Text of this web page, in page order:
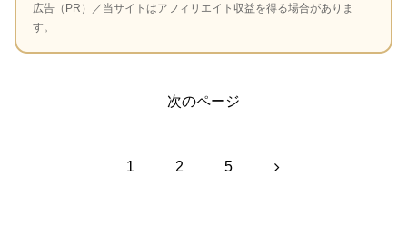
広告（PR）／当サイトはアフィリエイト収益を得る場合がありま
す。
次のページ
1 2 5 次